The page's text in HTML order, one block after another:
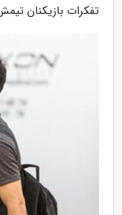
تفکرات بازیکنان